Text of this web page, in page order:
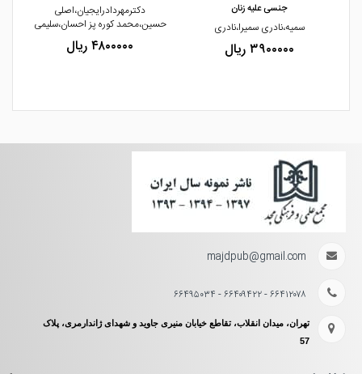
جنسی علیه زنان
سمیه،نادری سمیرا،نادری
۳۹۰۰۰۰۰ ریال
دکترمهردادرایجیان،اصلی
حسین،محمد کوره پز احسان،سلیمی
۴۸۰۰۰۰۰ ریال
majdpub@gmail.com
۶۶۴۱۲۰۷۸ - ۶۶۴۰۹۴۲۲ - ۶۶۴۹۵۰۳۴
تهران، میدان انقلاب، تقاطع خیابان منیری جاوید و شهدای ژاندارمری، پلاک
57